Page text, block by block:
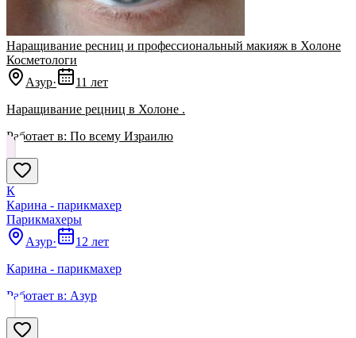
Наращивание ресниц и профессиональный макияж в Холоне
Косметологи
Азур·
11 лет
Наращивание рецниц в Холоне .
Работает в: По всему Израилю
К
Карина - парикмахер
Парикмахеры
Азур·
12 лет
Карина - парикмахер
Работает в: Азур